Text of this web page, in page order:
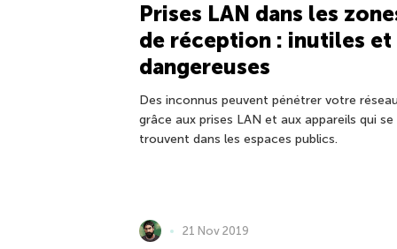
Prises LAN dans les
de réception : inutiles et
dangereuses
Des inconnus peuvent pénétrer votre
grâce aux prises LAN et aux appareils qui se
trouvent dans les espaces publics.
21 Nov 2019